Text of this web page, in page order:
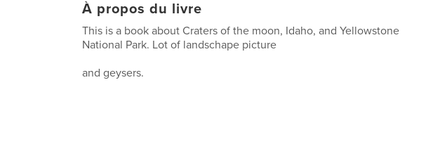
À propos du livre
This is a book about Craters of the moon, Idaho, and Yellowstone
National Park. Lot of landschape picture
and geysers.